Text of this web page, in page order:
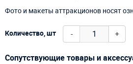
Фото и макеты аттракционов носят
Количество, шт - +
Сопутствующие товары и